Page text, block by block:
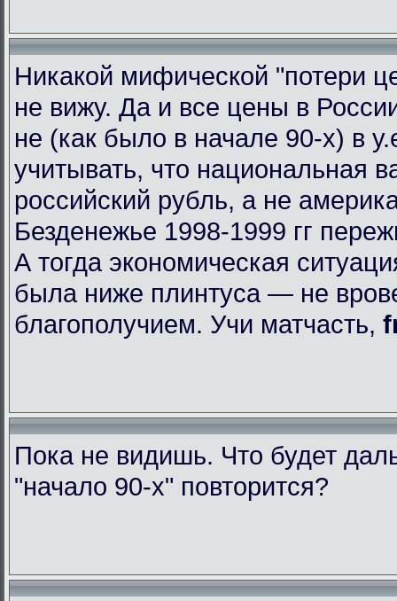
Никакой мифической "потери
не вижу. Да и все цены в
не (как было в начале 90-х) в
учитывать, что национальная
российский рубль, а не
Безденежье 1998-1999 гг
А тогда экономическая
была ниже плинтуса — не
благополучием. Учи матчасть,
Пока не видишь. Что будет
"начало 90-х" повторится?